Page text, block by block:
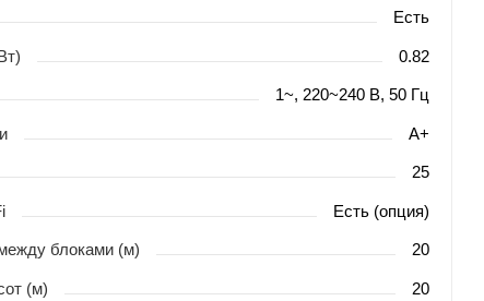
Есть
0.82
1~, 220~240 В, 50 Гц
A+
25
Есть (опция)
блоками (м) 20
(м) 20